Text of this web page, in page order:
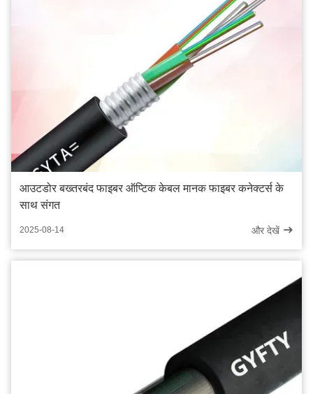
आउटडोर बख्तरबंद फाइबर ऑप्टिक केबल मानक फाइबर कनेक्टर्स के
साथ संगत
2025-08-14 और देखें